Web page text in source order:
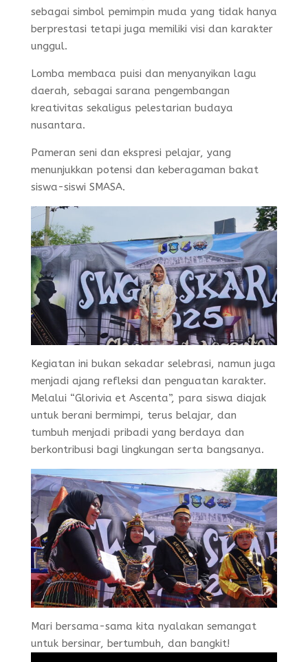
sebagai simbol pemimpin muda yang tidak hanya
berprestasi tetapi juga memiliki visi dan karakter
unggul.
Lomba membaca puisi dan menyanyikan lagu
daerah, sebagai sarana pengembangan
kreativitas sekaligus pelestarian budaya
nusantara.
Pameran seni dan ekspresi pelajar, yang
menunjukkan potensi dan keberagaman bakat
siswa-siswi SMASA.
Kegiatan ini bukan sekadar selebrasi, namun juga
menjadi ajang refleksi dan penguatan karakter.
Melalui “Glorivia et Ascenta”, para siswa diajak
untuk berani bermimpi, terus belajar, dan
tumbuh menjadi pribadi yang berdaya dan
berkontribusi bagi lingkungan serta bangsanya.
Mari bersama-sama kita nyalakan semangat
untuk bersinar, bertumbuh, dan bangkit!